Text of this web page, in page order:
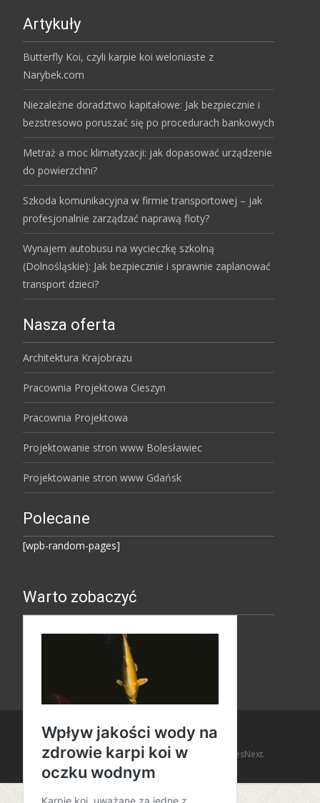
Artykuły
Butterfly Koi, czyli karpie koi weloniaste z
Narybek.com
Niezależne doradztwo kapitałowe: Jak bezpiecznie i
bezstresowo poruszać się po procedurach bankowych
Metraż a moc klimatyzacji: jak dopasować urządzenie
do powierzchni?
Szkoda komunikacyjna w firmie transportowej – jak
profesjonalnie zarządzać naprawą floty?
Wynajem autobusu na wycieczkę szkolną
(Dolnośląskie): Jak bezpiecznie i sprawnie zaplanować
transport dzieci?
Nasza oferta
Architektura Krajobrazu
Pracownia Projektowa Cieszyn
Pracownia Projektowa
Projektowanie stron www Bolesławiec
Projektowanie stron www Gdańsk
Polecane
[wpb-random-pages]
Warto zobaczyć
Copyright © Amaro Design
Powered by WordPress, Themei-design by TemplatesNext.